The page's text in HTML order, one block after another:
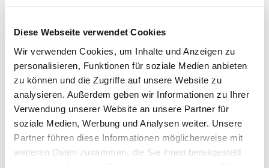
Diese Webseite verwendet Cookies
Wir verwenden Cookies, um Inhalte und Anzeigen zu
personalisieren, Funktionen für soziale Medien anbieten
zu können und die Zugriffe auf unsere Website zu
analysieren. Außerdem geben wir Informationen zu Ihrer
Verwendung unserer Website an unsere Partner für
soziale Medien, Werbung und Analysen weiter. Unsere
Partner führen diese Informationen möglicherweise mit
weiteren Daten zusammen, die Sie ihnen bereitgestellt